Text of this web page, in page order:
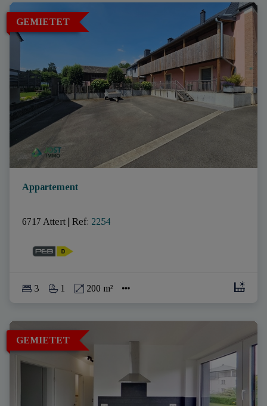
GEMIETET
Appartement
6717 Attert Ref: 2254
3 1 200 m²
GEMIETET